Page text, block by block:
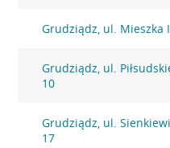
Grudziądz, ul. Mieszka
Grudziądz, ul.
10
Grudziądz, ul.
17